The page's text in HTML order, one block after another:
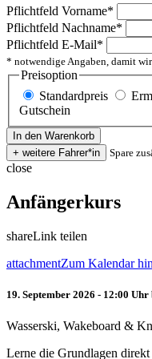
Pflichtfeld Vorname*
Pflichtfeld Nachname*
Pflichtfeld E-Mail*
* notwendige Angaben, damit
Preisoption
Standardpreis
Gutschein
Spare
close
Anfängerkurs
shareLink teilen
attachmentZum Kalendar
19. September 2026 - 12:00
Wasserski, Wakeboard &
Lerne die Grundlagen